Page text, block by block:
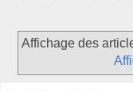
Affichage des